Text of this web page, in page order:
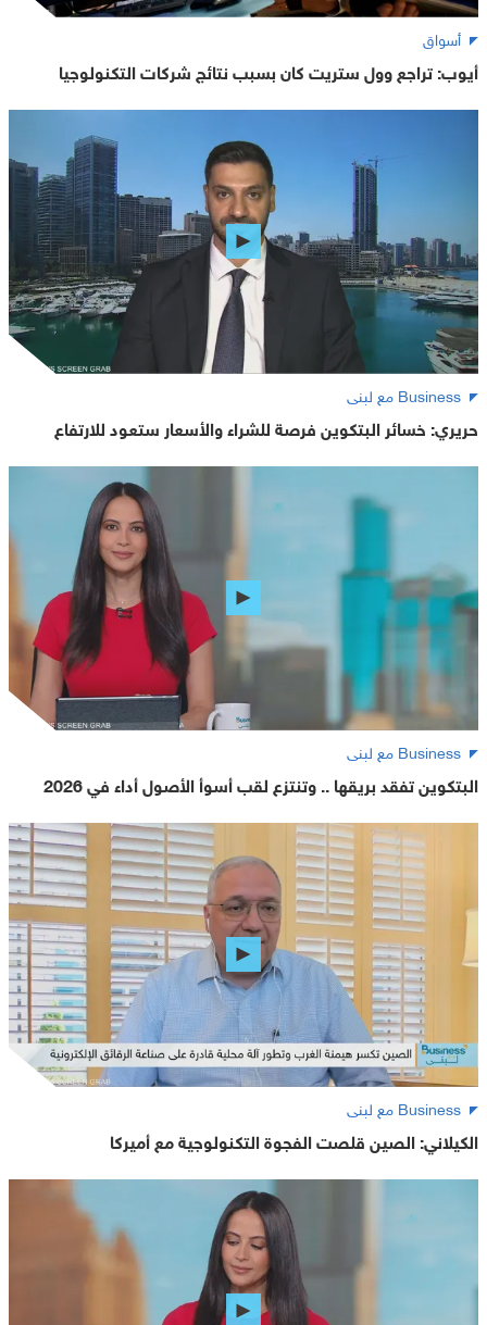
أسواق
أيوب: تراجع وول ستريت كان بسبب نتائج شركات التكنولوجيا
Business مع لبنى
حريري: خسائر البتكوين فرصة للشراء والأسعار ستعود للارتفاع
Business مع لبنى
البتكوين تفقد بريقها .. وتنتزع لقب أسوأ الأصول أداء في 2026
Business مع لبنى
الكيلاني: الصين قلصت الفجوة التكنولوجية مع أميركا